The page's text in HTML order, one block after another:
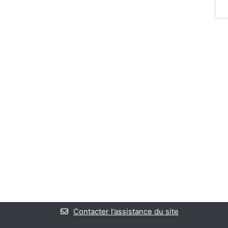
Contacter l’assistance du site